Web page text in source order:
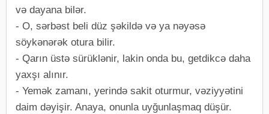
və dayana bilər.
- O, sərbəst beli düz şəkildə və ya nəyəsə
söykənərək otura bilir.
- Qarın üstə sürüklənir, lakin onda bu, getdikcə daha
yaxşı alınır.
- Yemək zamanı, yerində sakit oturmur, vəziyyətini
daim dəyişir. Anaya, onunla uyğunlaşmaq düşür.